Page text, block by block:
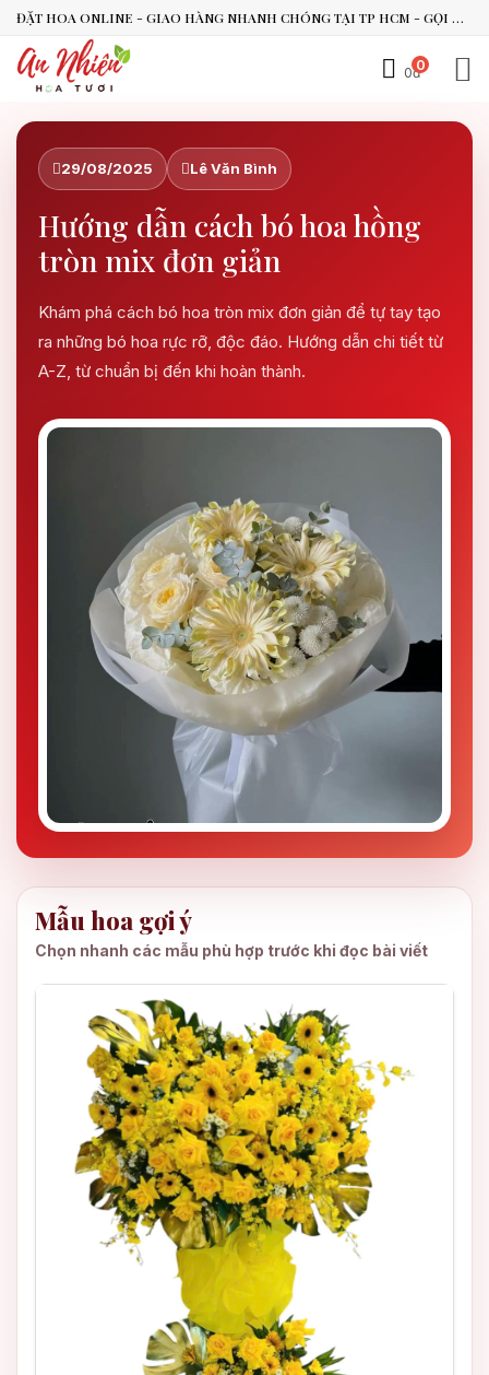
ĐẶT HOA ONLINE - GIAO HÀNG NHANH CHÓNG TẠI TP HCM - GỌI NGAY 0938.494.119 HOẶC 0899.492.909
0
0đ
29/08/2025 Lê Văn Bình
Hướng dẫn cách bó hoa hồng
tròn mix đơn giản
Khám phá cách bó hoa tròn mix đơn giản để tự tay tạo
ra những bó hoa rực rỡ, độc đáo. Hướng dẫn chi tiết từ
A-Z, từ chuẩn bị đến khi hoàn thành.
Mẫu hoa gợi ý
Chọn nhanh các mẫu phù hợp trước khi đọc bài viết
An Nhiên Flowers
Chào bạn, mình có thể hỗ trợ chọn hoa theo dịp nào?
Vừa xong